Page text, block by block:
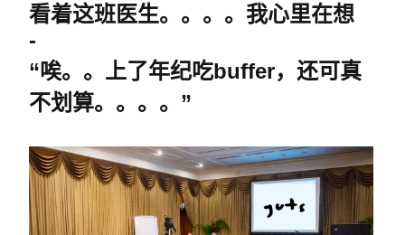
看着这班医生。。。。 我心里在想
-
“唉。。上了年纪吃buffer，还可真
不划算。。。。”